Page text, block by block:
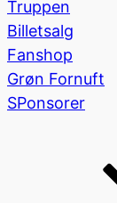
Truppen
Billetsalg
Fanshop
Grøn Fornuft
SPonsorer